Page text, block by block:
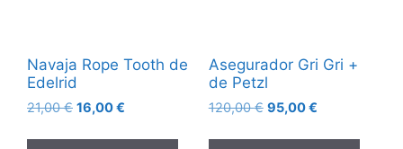
Navaja Rope Tooth de
Edelrid
21,00€ 16,00€
Asegurador Gri Gri +
de Petzl
120,00€ 95,00€